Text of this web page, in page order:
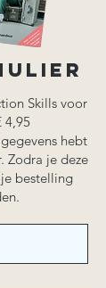
Skills voor
4,95
hebt
Zodra je deze
bestelling